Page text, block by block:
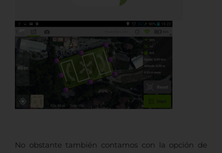
No obstante también contamos con la opción de